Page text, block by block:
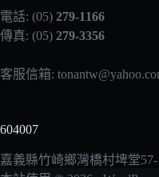
電話: (05) 279-1166
傳真: (05) 279-3356
客服信箱:
604007
嘉義縣竹崎鄉灣橋村埤堂